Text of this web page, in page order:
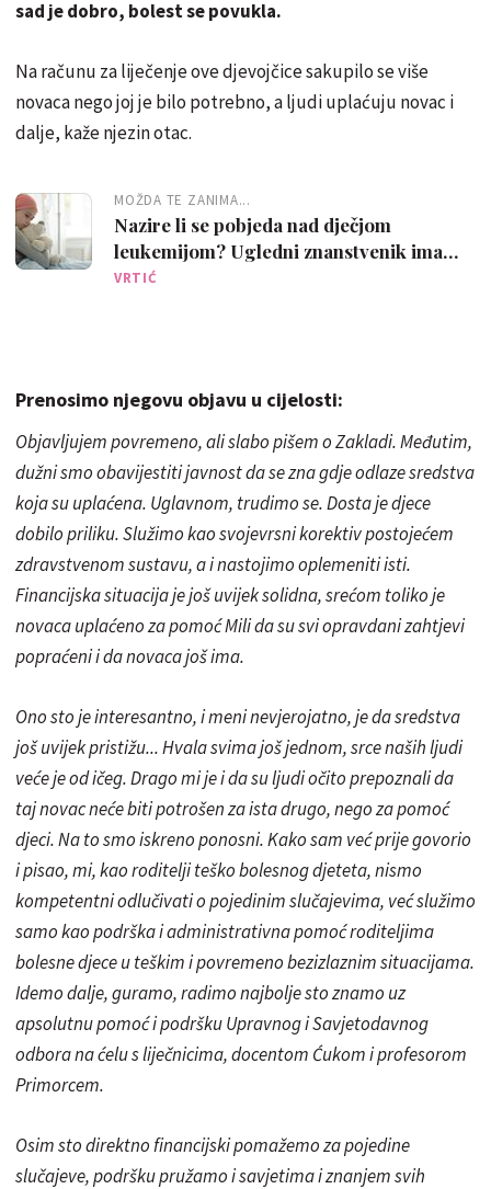
sad je dobro, bolest se povukla.
Na računu za liječenje ove djevojčice sakupilo se više
novaca nego joj je bilo potrebno, a ljudi uplaćuju novac i
dalje, kaže njezin otac.
MOŽDA TE ZANIMA...
Nazire li se pobjeda nad dječjom
leukemijom? Ugledni znanstvenik ima
odgovor
VRTIĆ
Prenosimo njegovu objavu u cijelosti:
Objavljujem povremeno, ali slabo pišem o Zakladi. Međutim,
dužni smo obavijestiti javnost da se zna gdje odlaze sredstva
koja su uplaćena. Uglavnom, trudimo se. Dosta je djece
dobilo priliku. Služimo kao svojevrsni korektiv postojećem
zdravstvenom sustavu, a i nastojimo oplemeniti isti.
Financijska situacija je još uvijek solidna, srećom toliko je
novaca uplaćeno za pomoć Mili da su svi opravdani zahtjevi
popraćeni i da novaca još ima.
Ono sto je interesantno, i meni nevjerojatno, je da sredstva
još uvijek pristižu... Hvala svima još jednom, srce naših ljudi
veće je od ičeg. Drago mi je i da su ljudi očito prepoznali da
taj novac neće biti potrošen za ista drugo, nego za pomoć
djeci. Na to smo iskreno ponosni. Kako sam već prije govorio
i pisao, mi, kao roditelji teško bolesnog djeteta, nismo
kompetentni odlučivati o pojedinim slučajevima, već služimo
samo kao podrška i administrativna pomoć roditeljima
bolesne djece u teškim i povremeno bezizlaznim situacijama.
Idemo dalje, guramo, radimo najbolje sto znamo uz
apsolutnu pomoć i podršku Upravnog i Savjetodavnog
odbora na ćelu s liječnicima, docentom Ćukom i profesorom
Primorcem.
Osim sto direktno financijski pomažemo za pojedine
slučajeve, podršku pružamo i savjetima i znanjem svih